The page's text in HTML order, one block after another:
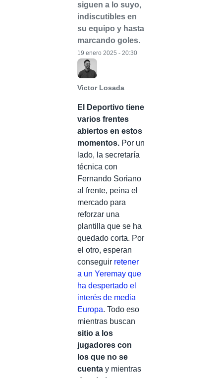
siguen a lo suyo,
indiscutibles en
su equipo y hasta
marcando goles.
Victor Losada
19 enero 2025 - 20:30
El Deportivo tiene
varios frentes
abiertos en estos
momentos. Por un
lado, la secretaría
técnica con
Fernando Soriano
al frente, peina el
mercado para
reforzar una
plantilla que se ha
quedado corta. Por
el otro, esperan
conseguir retener
a un Yeremay que
ha despertado el
interés de media
Europa. Todo eso
mientras buscan
sitio a los
jugadores con
los que no se
cuenta y mientras